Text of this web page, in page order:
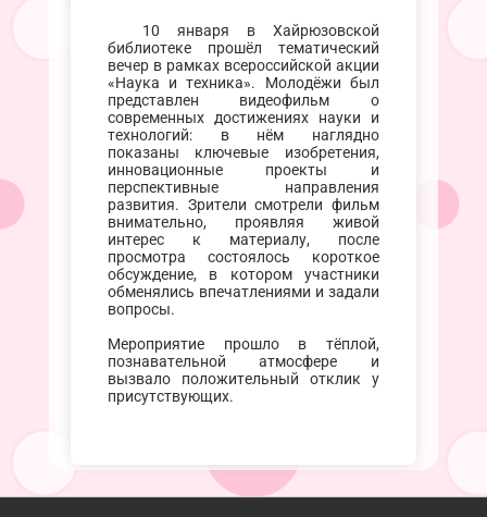
10 января в Хайрюзовской
библиотеке прошёл тематический
вечер в рамках всероссийской акции
«Наука и техника». Молодёжи был
представлен видеoфильм о
современных достижениях науки и
технологий: в нём наглядно
показаны ключевые изобретения,
инновационные проекты и
перспективные направления
развития. Зрители смотрели фильм
внимательно, проявляя живой
интерес к материалу, после
просмотра состоялось короткое
обсуждение, в котором участники
обменялись впечатлениями и задали
вопросы.
Мероприятие прошло в тёплой,
познавательной атмосфере и
вызвало положительный отклик у
присутствующих.